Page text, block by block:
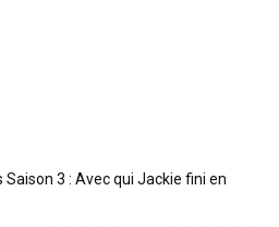
Saison 3 : Avec qui Jackie fini en